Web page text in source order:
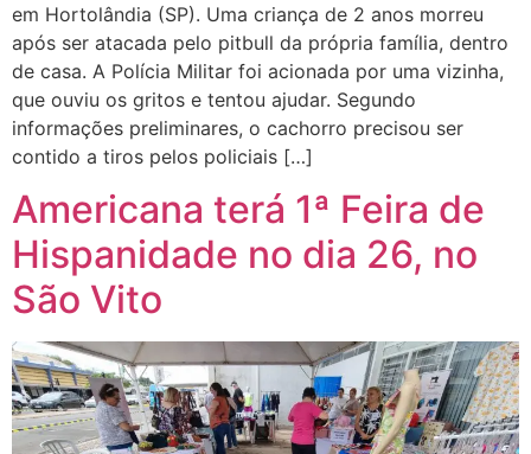
em Hortolândia (SP). Uma criança de 2 anos morreu
após ser atacada pelo pitbull da própria família, dentro
de casa. A Polícia Militar foi acionada por uma vizinha,
que ouviu os gritos e tentou ajudar. Segundo
informações preliminares, o cachorro precisou ser
contido a tiros pelos policiais […]
Americana terá 1ª Feira de
Hispanidade no dia 26, no
São Vito